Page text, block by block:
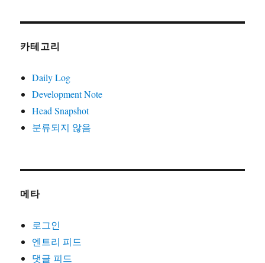
카테고리
Daily Log
Development Note
Head Snapshot
분류되지 않음
메타
로그인
엔트리 피드
댓글 피드